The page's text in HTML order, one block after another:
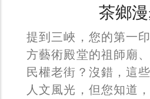
茶鄉
提到三峽，您的第一
方藝術殿堂的祖師廟
民權老街？沒錯，這
人文風光，但您知道